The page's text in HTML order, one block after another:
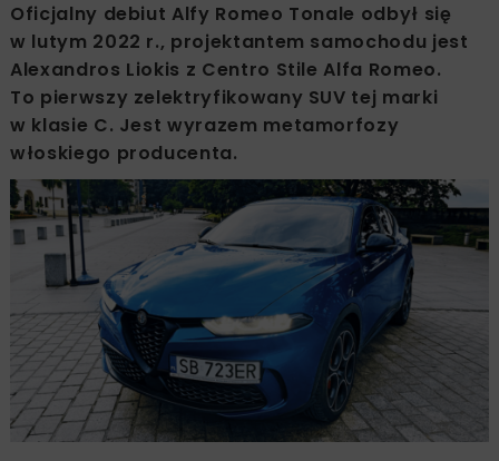
Oficjalny debiut Alfy Romeo Tonale odbył się
w lutym 2022 r., projektantem samochodu jest
Alexandros Liokis z Centro Stile Alfa Romeo.
To pierwszy zelektryfikowany SUV tej marki
w klasie C. Jest wyrazem metamorfozy
włoskiego producenta.